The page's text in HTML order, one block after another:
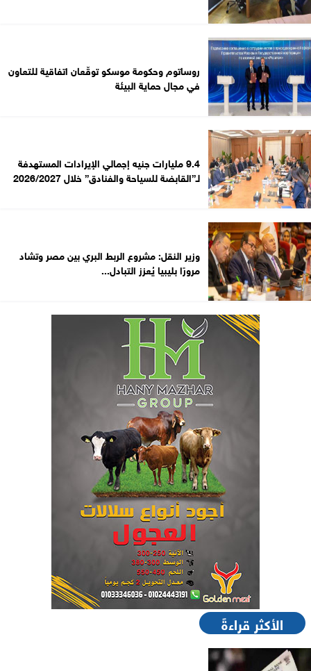
روساتوم وحكومة موسكو توقّعان اتفاقية للتعاون
في مجال حماية البيئة
9.4 مليارات جنيه إجمالي الإيرادات المستهدفة
لـ”القابضة للسياحة والفنادق” خلال 2026/2027
وزير النقل: مشروع الربط البري بين مصر وتشاد
مرورًا بليبيا يُعزز التبادل...
الأكثر قراءةً